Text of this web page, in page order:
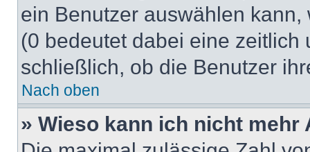
ein Benutzer auswählen
(0 bedeutet dabei eine
schließlich, ob die Benutzer
Nach oben
» Wieso kann ich nicht